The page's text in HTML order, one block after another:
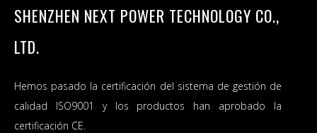
inversor solar híbrido
mppt solar invertido
inversor solar fuera de la red
inversor solar híbrido mppt
Inversor solar híbrido de onda sinusoidal pura
SHENZHEN NEXT POWER TECHNOLOGY CO.,
LTD.
Hemos pasado la certificación del sistema de gestión de
calidad ISO9001 y los productos han aprobado la
certificación CE.